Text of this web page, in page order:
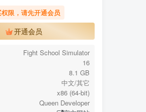
限，请先开通会员
开通会员
Fight School Simulator
16
8.1 GB
中文/其它
x86 (64-bit)
Queen Developer